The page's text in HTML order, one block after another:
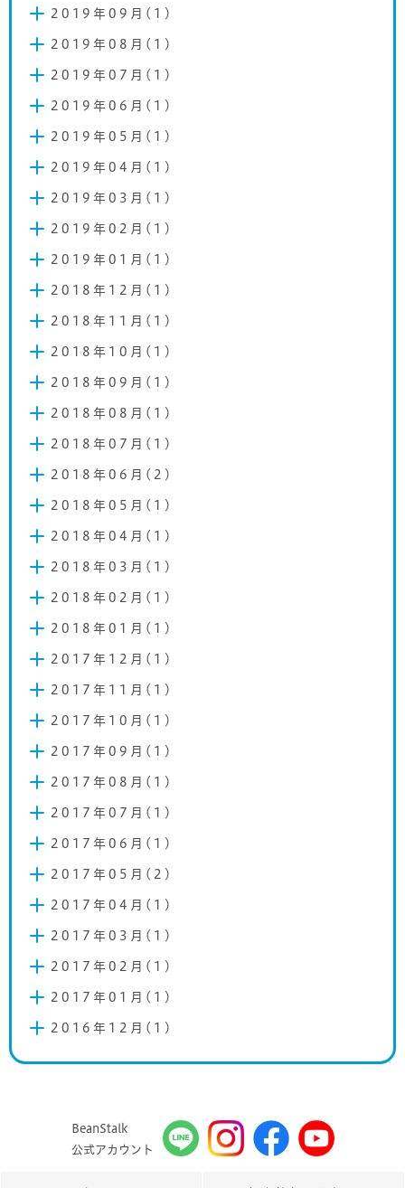
2019年09月(1)
2019年08月(1)
2019年07月(1)
2019年06月(1)
2019年05月(1)
2019年04月(1)
2019年03月(1)
2019年02月(1)
2019年01月(1)
2018年12月(1)
2018年11月(1)
2018年10月(1)
2018年09月(1)
2018年08月(1)
2018年07月(1)
2018年06月(2)
2018年05月(1)
2018年04月(1)
2018年03月(1)
2018年02月(1)
2018年01月(1)
2017年12月(1)
2017年11月(1)
2017年10月(1)
2017年09月(1)
2017年08月(1)
2017年07月(1)
2017年06月(1)
2017年05月(2)
2017年04月(1)
2017年03月(1)
2017年02月(1)
2017年01月(1)
2016年12月(1)
BeanStalk
公式アカウント